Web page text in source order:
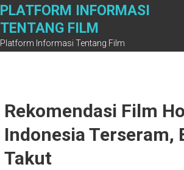
Skip
content
PLATFORM INFORMASI
TENTANG FILM
Platform Informasi Tentang Film
Rekomendasi Film
Indonesia Terseram,
Takut